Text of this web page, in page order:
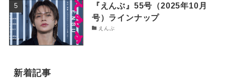
『えんぶ』55号（2025年10月
号）ラインナップ
えんぶ
新着記事